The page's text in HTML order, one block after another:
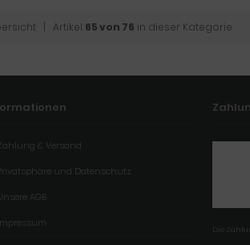
| Artikel 65 von 76 in dieser Kategorie
& Versand
und Datenschutz
AGB
Die